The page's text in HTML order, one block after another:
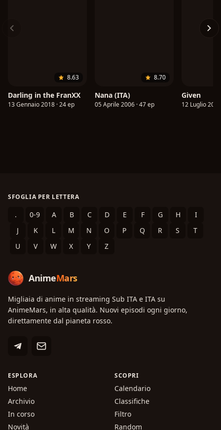
8.63
Darling in the FranXX
13 Gennaio 2018 · 24 ep
8.70
Nana (ITA)
05 Aprile 2006 · 47 ep
Given
12 Luglio
SFOGLIA PER LETTERA
. 0-9 A B C D E F G H
I
J
K L M N O P Q R S
T
U
V W X Y Z
AnimeMars
Migliaia di anime in streaming Sub ITA e ITA su
AnimeMars, in alta qualità. Nuovi episodi ogni giorno,
direttamente dal pianeta rosso.
ESPLORA
Home
Archivio
In corso
Novità
SCOPRI
Calendario
Classifiche
Filtro
Random